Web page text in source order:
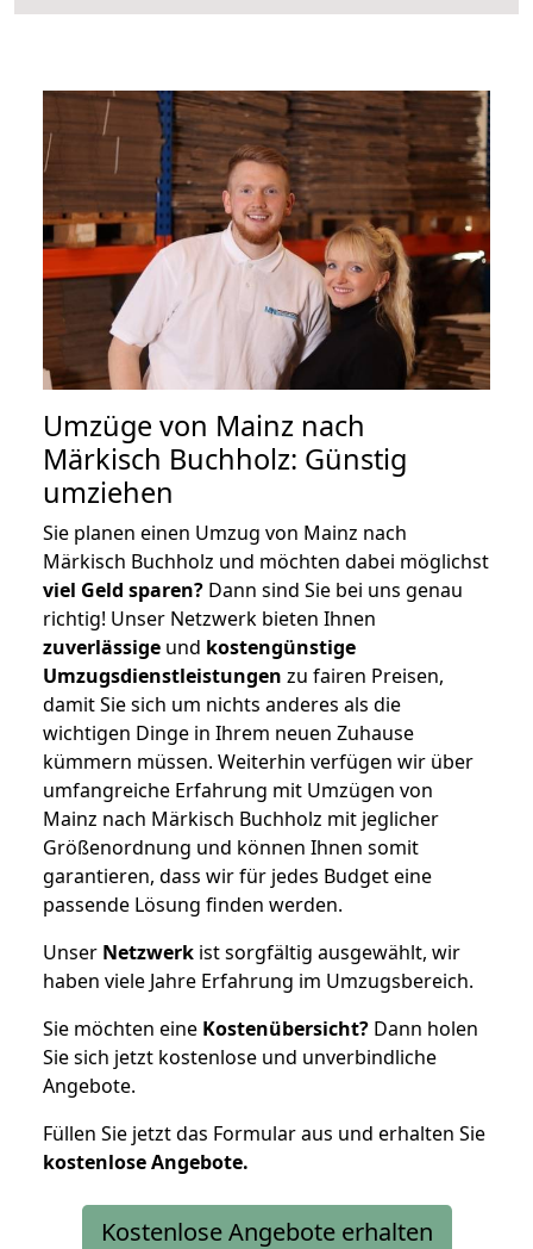
Umzüge von Mainz nach
Märkisch Buchholz: Günstig
umziehen
Sie planen einen Umzug von Mainz nach
Märkisch Buchholz und möchten dabei möglichst
viel Geld sparen? Dann sind Sie bei uns genau
richtig! Unser Netzwerk bieten Ihnen
zuverlässige und kostengünstige
Umzugsdienstleistungen zu fairen Preisen,
damit Sie sich um nichts anderes als die
wichtigen Dinge in Ihrem neuen Zuhause
kümmern müssen. Weiterhin verfügen wir über
umfangreiche Erfahrung mit Umzügen von
Mainz nach Märkisch Buchholz mit jeglicher
Größenordnung und können Ihnen somit
garantieren, dass wir für jedes Budget eine
passende Lösung finden werden.
Unser Netzwerk ist sorgfältig ausgewählt, wir
haben viele Jahre Erfahrung im Umzugsbereich.
Sie möchten eine Kostenübersicht? Dann holen
Sie sich jetzt kostenlose und unverbindliche
Angebote.
Füllen Sie jetzt das Formular aus und erhalten Sie
kostenloseAngebote.
Kostenlose Angebote erhalten